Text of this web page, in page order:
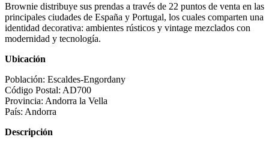
Brownie distribuye sus prendas a través de 22 puntos de venta en las
principales ciudades de España y Portugal, los cuales comparten una
identidad decorativa: ambientes rústicos y vintage mezclados con
modernidad y tecnología.
Ubicación
Población: Escaldes-Engordany
Código Postal: AD700
Provincia: Andorra la Vella
País: Andorra
Descripción